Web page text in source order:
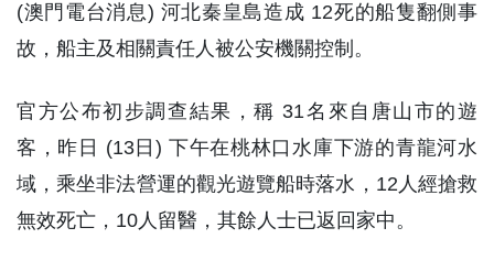
(澳門電台消息) 河北秦皇島造成 12死的船隻翻側事
故，船主及相關責任人被公安機關控制。
官方公布初步調查結果，稱 31名來自唐山市的遊
客，昨日 (13日) 下午在桃林口水庫下游的青龍河水
域，乘坐非法營運的觀光遊覽船時落水，12人經搶救
無效死亡，10人留醫，其餘人士已返回家中。